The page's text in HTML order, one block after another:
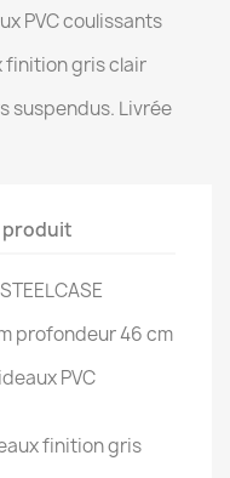
PVC coulissants
finition gris clair
suspendus. Livrée
produit
profondeur 46 cm
PVC
finition gris